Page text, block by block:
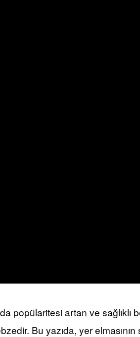
popülaritesi artan ve
Bu yazıda, yer elmasının